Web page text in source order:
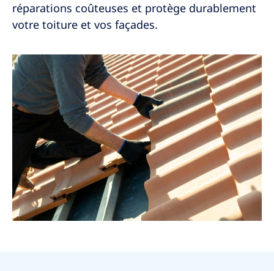
réparations coûteuses et protège durablement
votre toiture et vos façades.